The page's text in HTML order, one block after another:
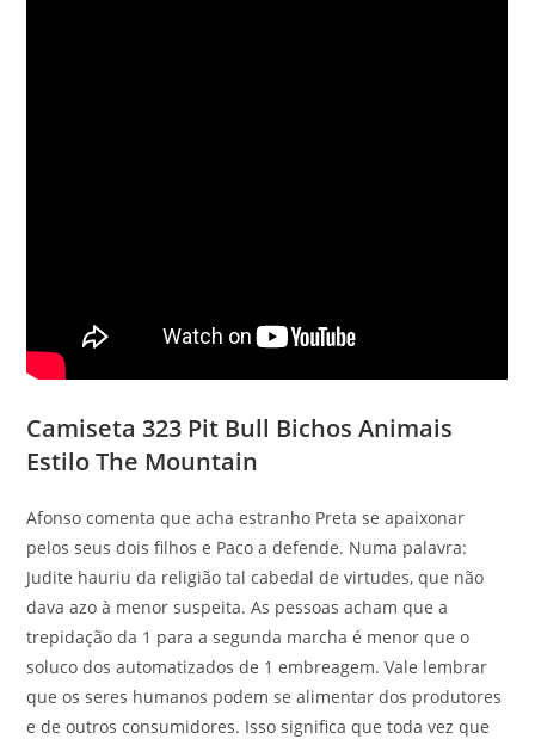
Camiseta 323 Pit Bull Bichos Animais
Estilo The Mountain
Afonso comenta que acha estranho Preta se apaixonar
pelos seus dois filhos e Paco a defende. Numa palavra:
Judite hauriu da religião tal cabedal de virtudes, que não
dava azo à menor suspeita. As pessoas acham que a
trepidação da 1 para a segunda marcha é menor que o
soluco dos automatizados de 1 embreagem. Vale lembrar
que os seres humanos podem se alimentar dos produtores
e de outros consumidores. Isso significa que toda vez que